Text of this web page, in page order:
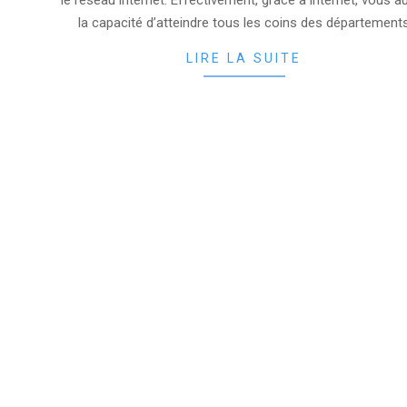
la capacité d’atteindre tous les coins des
LIRE LA SUITE